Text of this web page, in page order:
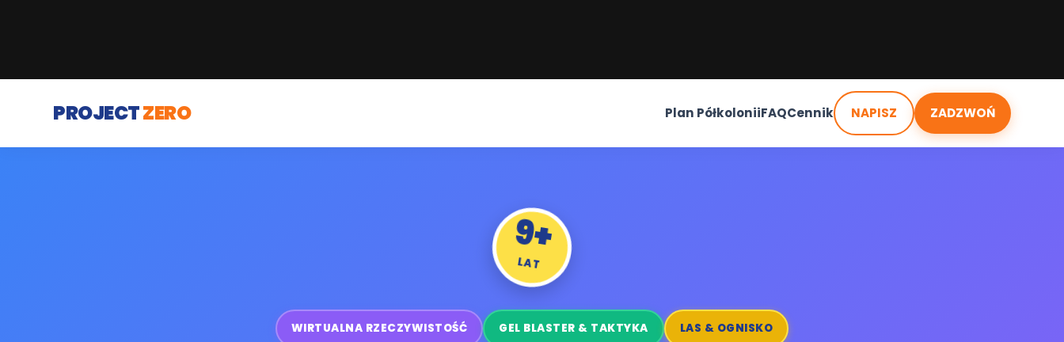
PROJECTZERO Plan PółkoloniiFAQCennik NAPISZ ZADZWOŃ
9+
LAT
WIRTUALNA RZECZYWISTOŚĆ GEL BLASTER & TAKTYKA LAS & OGNISKO